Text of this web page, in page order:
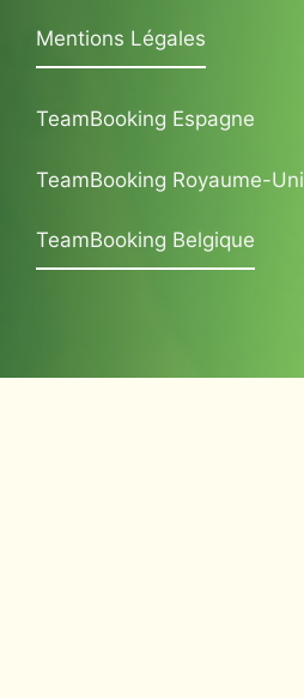
Mentions Légales
TeamBooking Espagne
TeamBooking Royaume-Uni
TeamBooking Belgique